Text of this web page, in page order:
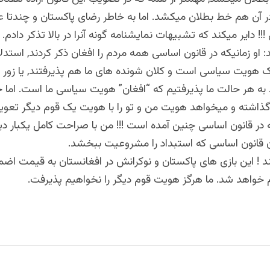
آن هم خط بطلان میکشد. اما به خاطر رضای پاکستان و
دایر میکند که تشبیهات نمایشنامه گونه آنرا در بالا تذکر دادم.
او زمانیکه در قانون اساسی همه مردم را افغان ذکر کردند,
هویت سیاسی است و کلان شونده های ما هم پذیرفتند, یا زور
به هر حالت ما پذیرفتیم که “افغان” هویت سیاسی ما است.
گذاشته و میخواهد هویت من و تو را با هویت یک قوم دیگر
در قانون اساسی چنین آمده است !!! من با صراحت کامل یکبار
قانون اساسی که استبداد را مشروعیت ببخشد.
! این بازی های پاکستان و نوکرانش در افغانستان به قیمت
خواهد شد. ما هرگز هویت قوم دیگر را نخواهیم پذیرفت.